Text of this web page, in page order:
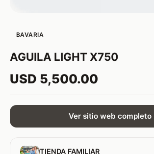
BAVARIA
AGUILA LIGHT X750
USD 5,500.00
Ver sitio web completo
TIENDA FAMILIAR